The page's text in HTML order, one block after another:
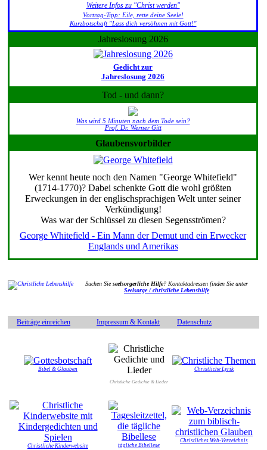
Weitere Infos zu "Christ werden"
Vortrag-Tipp: Eile, rette deine Seele!
Kurzbotschaft "Lass dich versöhnen mit Gott!"
Jahreslosung 2026
Gedicht zur
Jahreslosung 2026
Tod - und dann?
Was wird 5 Minuten nach dem Tode sein?
Prof. Dr. Werner Gitt
Glaubensvorbilder
Wer kennt heute noch den Namen "George Whitefield"
(1714-1770)? Dabei schenkte Gott die wohl größten
Erweckungen in der englischsprachigen Welt unter seiner
Verkündigung!
Was war der Schlüssel zu diesen Segensströmen?
George Whitefield - Ein Mann der Demut und ein Erwecker
Englands und Amerikas
Suchen Sieseelsorgerliche Hilfe? Kontaktadressen finden Sie unter
Seelsorge / christliche Lebenshilfe
Beiträge einreichen Impressum & Kontakt Datenschutz
Bibel & Glauben
Christliche Gedichte & Lieder
Christliche Lyrik
Christliche Kinderwebsite tägliche Bibellese
Christliches Web-Verzeichnis